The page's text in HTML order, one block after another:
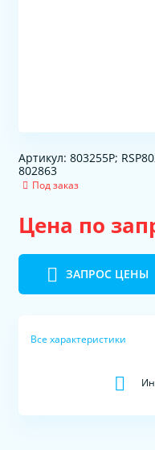
Артикул: 803255P;
802863
Под заказ
Цена по
ЗАПРОС ЦЕНЫ
Все характеристики